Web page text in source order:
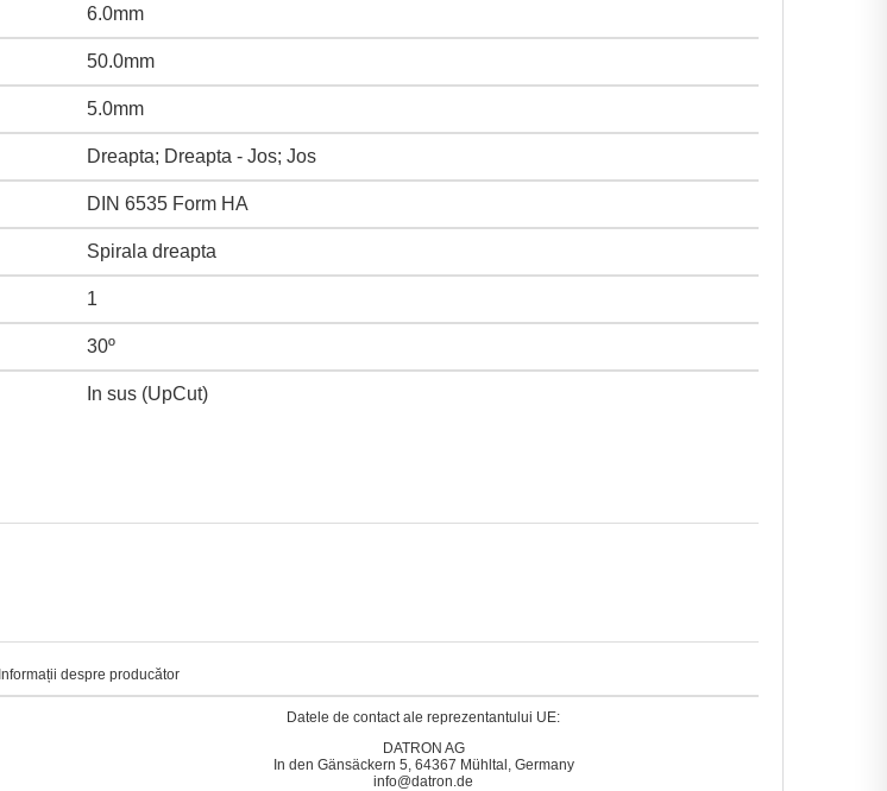
6.0mm
50.0mm
5.0mm
Dreapta; Dreapta - Jos; Jos
DIN 6535 Form HA
Spirala dreapta
1
30º
In sus (UpCut)
Informații despre producător
Datele de contact ale reprezentantului UE:
DATRON AG
In den Gänsäckern 5, 64367 Mühltal, Germany
info@datron.de